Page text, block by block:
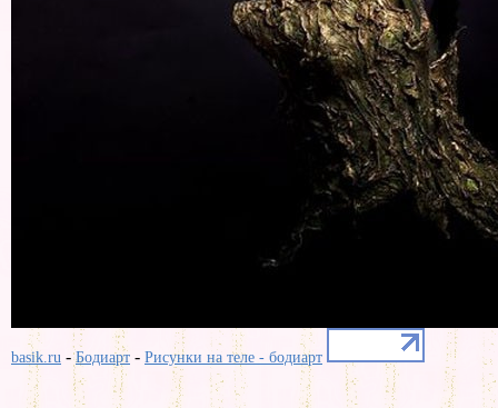
basik.ru -Бодиарт - Рисунки на теле - бодиарт